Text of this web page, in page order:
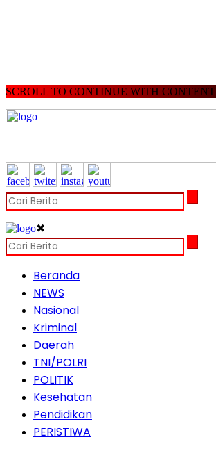
SCROLL TO CONTINUE WITH CONTENT
✖
Beranda
NEWS
Nasional
Kriminal
Daerah
TNI/POLRI
POLITIK
Kesehatan
Pendidikan
PERISTIWA